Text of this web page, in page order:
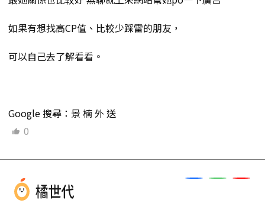
如果有想找高CP值、比較少踩雷的朋友，
可以自己去了解看看。
Google 搜尋：景 楠 外 送
0